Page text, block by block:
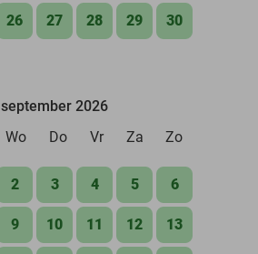
26 27 28 29 30
september 2026
Wo Do Vr Za Zo
2 3 4 5 6
9 10 11 12 13